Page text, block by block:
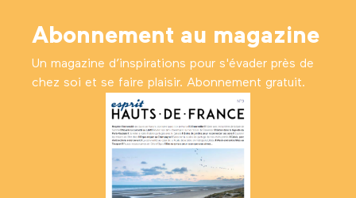
Abonnement au magazine
Un magazine d’inspirations pour s'évader près de
chez soi et se faire plaisir. Abonnement gratuit.